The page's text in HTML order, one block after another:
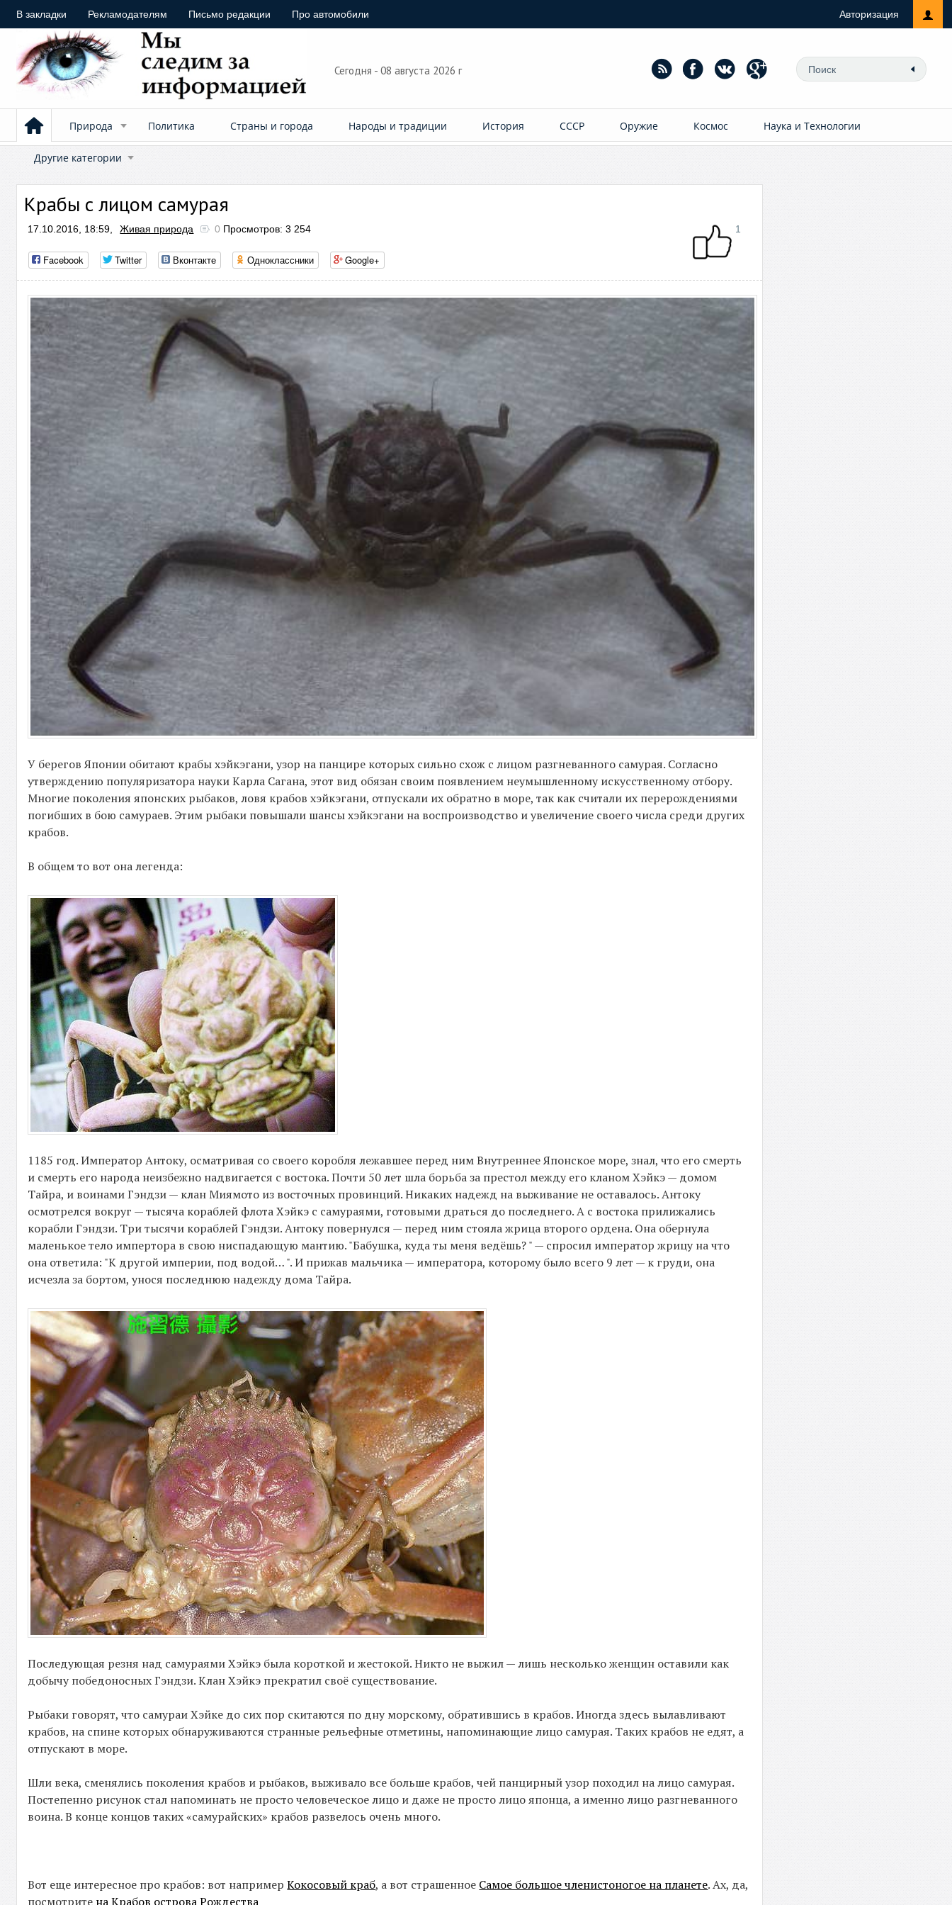
В закладки Рекламодателям Письмо редакции Про автомобили Авторизация
Сегодня - 08 августа 2026 г
Природа Политика Страны и города Народы и традиции История СССР Оружие Космос Наука и Технологии
Другие категории
Крабы с лицом самурая
17.10.2016, 18:59, Живая природа 0 Просмотров: 3 254 1
Facebook Twitter Вконтакте Одноклассники Google+
У берегов Японии обитают крабы хэйкэгани, узор на панцире которых сильно схож с лицом разгневанного самурая. Согласно
утверждению популяризатора науки Карла Сагана, этот вид обязан своим появлением неумышленному искусственному отбору.
Многие поколения японских рыбаков, ловя крабов хэйкэгани, отпускали их обратно в море, так как считали их перерождениями
погибших в бою самураев. Этим рыбаки повышали шансы хэйкэгани на воспроизводство и увеличение своего числа среди других
крабов.
В общем то вот она легенда:
1185 год. Император Антоку, осматривая со своего коробля лежавшее перед ним Внутреннее Японское море, знал, что его смерть
и смерть его народа неизбежно надвигается с востока. Почти 50 лет шла борьба за престол между его кланом Хэйкэ — домом
Тайра, и воинами Гэндзи — клан Миямото из восточных провинций. Никаких надежд на выживание не оставалось. Антоку
осмотрелся вокруг — тысяча кораблей флота Хэйкэ с самураями, готовыми драться до последнего. А с востока прилижались
корабли Гэндзи. Три тысячи кораблей Гэндзи. Антоку повернулся — перед ним стояла жрица второго ордена. Она обернула
маленькое тело импертора в свою ниспадающую мантию. "Бабушка, куда ты меня ведёшь? " — спросил император жрицу на что
она ответила: "К другой империи, под водой… ". И прижав мальчика — императора, которому было всего 9 лет — к груди, она
исчезла за бортом, унося последнюю надежду дома Тайра.
Последующая резня над самураями Хэйкэ была короткой и жестокой. Никто не выжил — лишь несколько женщин оставили как
добычу победоносных Гэндзи. Клан Хэйкэ прекратил своё существование.
Рыбаки говорят, что самураи Хэйке до сих пор скитаются по дну морскому, обратившись в крабов. Иногда здесь вылавливают
крабов, на спине которых обнаруживаются странные рельефные отметины, напоминающие лицо самурая. Таких крабов не едят, а
отпускают в море.
Шли века, сменялись поколения крабов и рыбаков, выживало все больше крабов, чей панцирный узор походил на лицо самурая.
Постепенно рисунок стал напоминать не просто человеческое лицо и даже не просто лицо японца, а именно лицо разгневанного
воина. В конце концов таких «самурайских» крабов развелось очень много.
Вот еще интересное про крабов: вот напримерКокосовый краб, а вот страшенное Самое большое членистоногое на планете. Ах, да,
посмотрите на Крабов острова Рождества